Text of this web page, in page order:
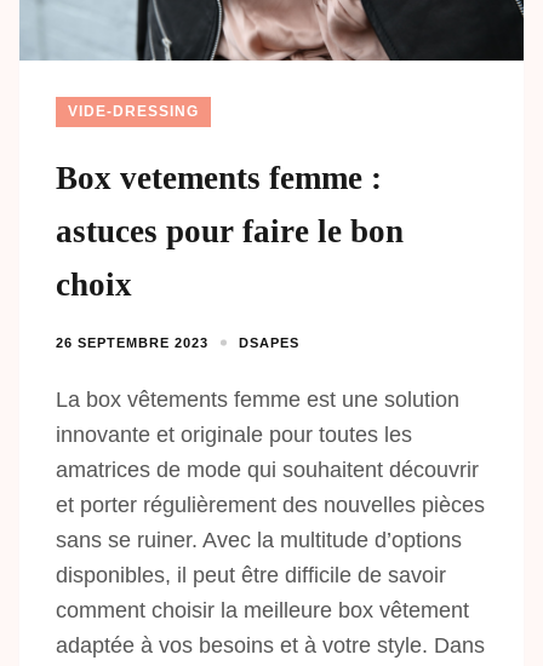
VIDE-DRESSING
Box vetements femme :
astuces pour faire le bon
choix
26 SEPTEMBRE 2023 DSAPES
La box vêtements femme est une solution
innovante et originale pour toutes les
amatrices de mode qui souhaitent découvrir
et porter régulièrement des nouvelles pièces
sans se ruiner. Avec la multitude d’options
disponibles, il peut être difficile de savoir
comment choisir la meilleure box vêtement
adaptée à vos besoins et à votre style. Dans